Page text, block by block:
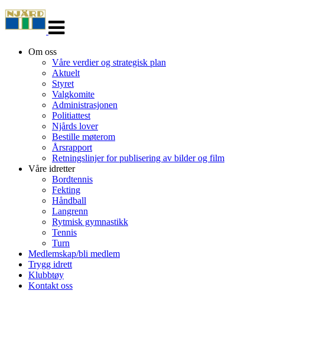
navigasjon
Om oss
Våre verdier og strategisk plan
Aktuelt
Styret
Valgkomite
Administrasjonen
Politiattest
Njårds lover
Bestille møterom
Årsrapport
Retningslinjer for publisering av bilder og film
Våre idretter
Bordtennis
Fekting
Håndball
Langrenn
Rytmisk gymnastikk
Tennis
Turn
Medlemskap/bli medlem
Trygg idrett
Klubbtøy
Kontakt oss